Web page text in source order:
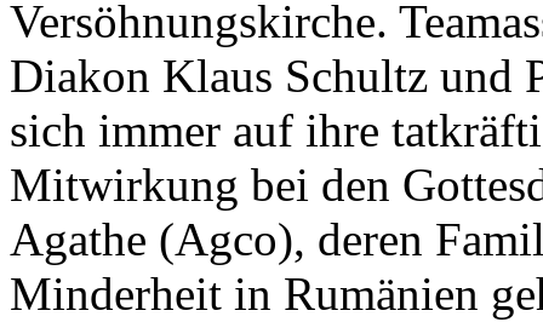
Versöhnungskirche.
Diakon Klaus Schultz und
sich immer auf ihre
Mitwirkung bei den
Agathe (Agco), deren
Minderheit in Rumänien